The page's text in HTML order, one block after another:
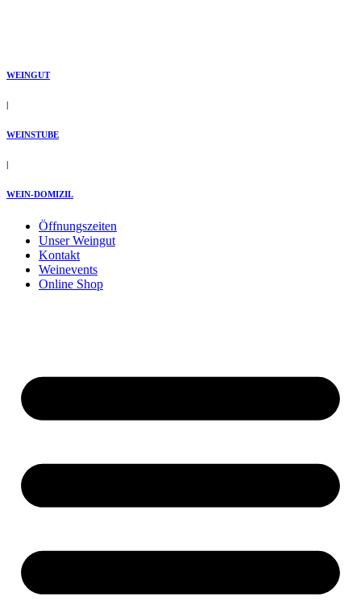
WEINGUT
|
WEINSTUBE
|
WEIN-DOMIZIL
Öffnungszeiten
Unser Weingut
Kontakt
Weinevents
Online Shop